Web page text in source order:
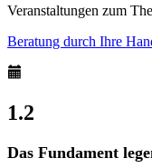
Veranstaltungen zum
Beratung durch Ihre
1.2
Das Fundament
wie Google
unserer
EXTERNE